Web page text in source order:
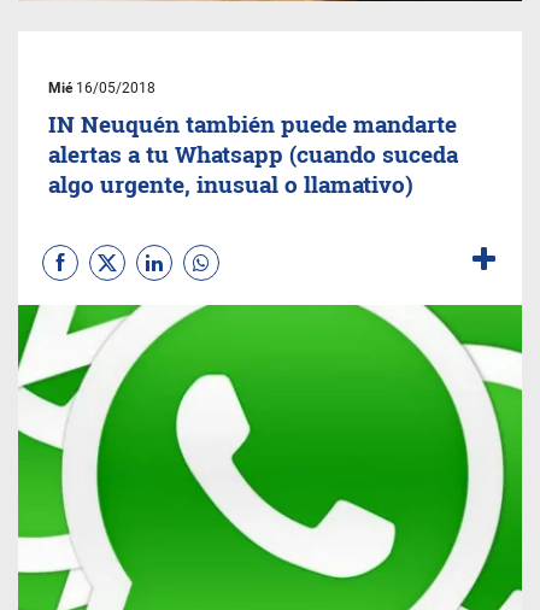
Mié16/05/2018
IN Neuquén también puede mandarte
alertas a tu Whatsapp (cuando suceda
algo urgente, inusual o llamativo)